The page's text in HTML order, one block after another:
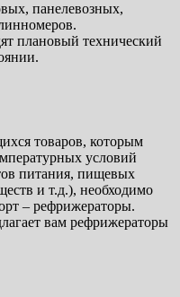
панелевозных,
плановый технический
товаров, которым
условий
питания, пищевых
и т.д.), необходимо
– рефрижераторы.
вам рефрижераторы